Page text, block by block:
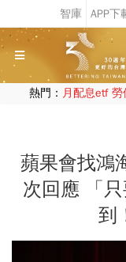
熱門： 月配息etf 勞
蘋果會找鴻
次回應 「
到